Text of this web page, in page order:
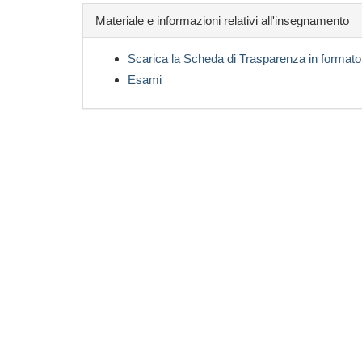
Materiale e informazioni relativi all'insegnamento
Scarica la Scheda di Trasparenza in
Esami